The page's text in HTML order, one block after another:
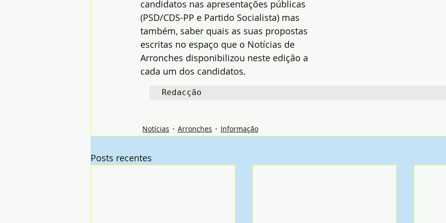
candidatos nas apresentações públicas
(PSD/CDS-PP e Partido Socialista) mas
também, saber quais as suas propostas
escritas no espaço que o Notícias de
Arronches disponibilizou neste edição a
cada um dos candidatos.
Redacção
Notícias Arronches Informação
Posts recentes